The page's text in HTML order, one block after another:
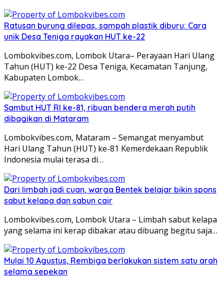
Ratusan burung dilepas, sampah plastik diburu: Cara
unik Desa Teniga rayakan HUT ke-22
Lombokvibes.com, Lombok Utara– Perayaan Hari Ulang
Tahun (HUT) ke-22 Desa Teniga, Kecamatan Tanjung,
Kabupaten Lombok…
Sambut HUT RI ke-81, ribuan bendera merah putih
dibagikan di Mataram
Lombokvibes.com, Mataram – Semangat menyambut
Hari Ulang Tahun (HUT) ke-81 Kemerdekaan Republik
Indonesia mulai terasa di…
Dari limbah jadi cuan, warga Bentek belajar bikin spons
sabut kelapa dan sabun cair
Lombokvibes.com, Lombok Utara – Limbah sabut kelapa
yang selama ini kerap dibakar atau dibuang begitu saja…
Mulai 10 Agustus, Rembiga berlakukan sistem satu arah
selama sepekan